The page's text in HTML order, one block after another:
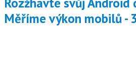
Měříme výkon mobilů -